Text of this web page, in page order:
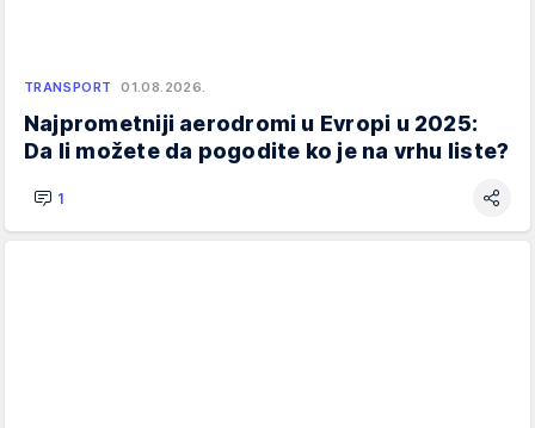
TRANSPORT 01.08.2026.
Najprometniji aerodromi u Evropi u 2025:
Da li možete da pogodite ko je na vrhu liste?
1